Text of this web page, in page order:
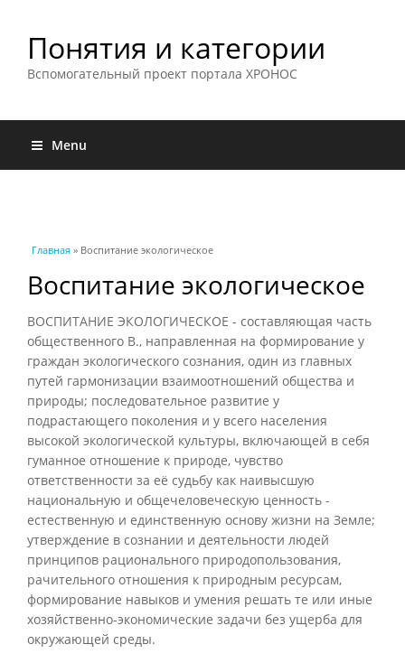
Понятия и категории
Вспомогательный проект портала ХРОНОС
Menu
Вы здесь
Главная » Воспитание экологическое
Воспитание экологическое
ВОСПИТАНИЕ ЭКОЛОГИЧЕСКОЕ - составляющая часть
общественного В., направленная на формирование у
граждан экологического сознания, один из главных
путей гармонизации взаимоотношений общества и
природы; последовательное развитие у
подрастающего поколения и у всего населения
высокой экологической культуры, включающей в себя
гуманное отношение к природе, чувство
ответственности за её судьбу как наивысшую
национальную и общечеловеческую ценность -
естественную и единственную основу жизни на Земле;
утверждение в сознании и деятельности людей
принципов рационального природопользования,
рачительного отношения к природным ресурсам,
формирование навыков и умения решать те или иные
хозяйственно-экономические задачи без ущерба для
окружающей среды.